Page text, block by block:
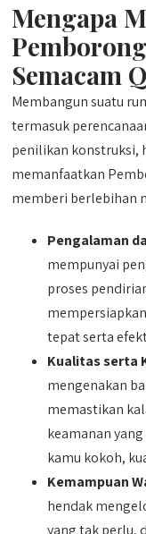
Mengapa
Semacam
Membangun suatu
termasuk
penilikan konstruksi,
memanfaatkan
memberi berlebihan
Pengalaman
mempunyai
proses
tepat serta
Kualitas serta
mengenakan
memastikan
keamanan
kamu kokoh,
Kemampuan
hendak
yang tak perlu,